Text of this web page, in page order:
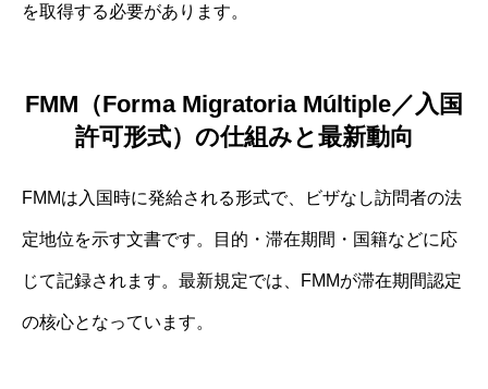
を取得する必要があります。
FMM（Forma Migratoria Múltiple／入国
許可形式）の仕組みと最新動向
FMMは入国時に発給される形式で、ビザなし訪問者の法
定地位を示す文書です。目的・滞在期間・国籍などに応
じて記録されます。最新規定では、FMMが滞在期間認定
の核心となっています。